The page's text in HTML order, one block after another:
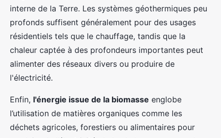
interne de la Terre. Les systèmes géothermiques peu
profonds suffisent généralement pour des usages
résidentiels tels que le chauffage, tandis que la
chaleur captée à des profondeurs importantes peut
alimenter des réseaux divers ou produire de
l'électricité.
Enfin, l'énergie issue de la biomasse englobe
l’utilisation de matières organiques comme les
déchets agricoles, forestiers ou alimentaires pour